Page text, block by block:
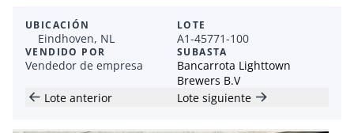
UBICACIÓN
Eindhoven, NL
VENDIDO POR
Vendedor de empresa
LOTE
A1-45771-100
SUBASTA
Bancarrota Lighttown
Brewers B.V
Lote anterior
Lote siguiente